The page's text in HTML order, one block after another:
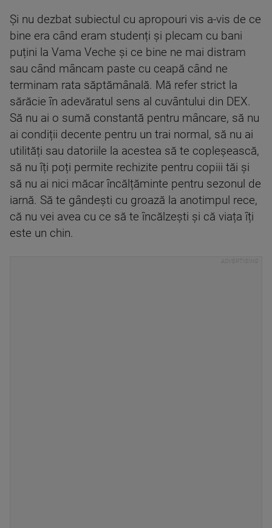
Și nu dezbat subiectul cu apropouri vis a-vis de ce
bine era când eram studenți și plecam cu bani
puțini la Vama Veche și ce bine ne mai distram
sau când mâncam paste cu ceapă când ne
terminam rata săptămânală. Mă refer strict la
sărăcie în adevăratul sens al cuvântului din DEX.
Să nu ai o sumă constantă pentru mâncare, să nu
ai condiții decente pentru un trai normal, să nu ai
utilități sau datoriile la acestea să te copleșească,
să nu îți poți permite rechizite pentru copiii tăi și
să nu ai nici măcar încălțăminte pentru sezonul de
iarnă. Să te gândești cu groază la anotimpul rece,
că nu vei avea cu ce să te încălzești și că viața îți
este un chin.